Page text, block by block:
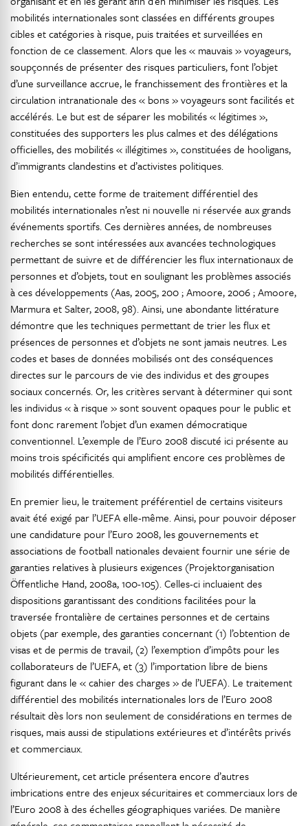
mobilités internationales sont classées en différents groupes
cibles et catégories à risque, puis traitées et surveillées en
fonction de ce classement. Alors que les « mauvais » voyageurs,
soupçonnés de présenter des risques particuliers, font l’objet
d’une surveillance accrue, le franchissement des frontières et la
circulation intranationale des « bons » voyageurs sont facilités et
accélérés. Le but est de séparer les mobilités « légitimes »,
constituées des supporters les plus calmes et des délégations
officielles, des mobilités « illégitimes », constituées de hooligans,
d’immigrants clandestins et d’activistes politiques.
Bien entendu, cette forme de traitement différentiel des
mobilités internationales n’est ni nouvelle ni réservée aux grands
événements sportifs. Ces dernières années, de nombreuses
recherches se sont intéressées aux avancées technologiques
permettant de suivre et de différencier les flux internationaux de
personnes et d’objets, tout en soulignant les problèmes associés
à ces développements (Aas, 2005, 200 ; Amoore, 2006 ; Amoore,
Marmura et Salter, 2008, 98). Ainsi, une abondante littérature
démontre que les techniques permettant de trier les flux et
présences de personnes et d’objets ne sont jamais neutres. Les
codes et bases de données mobilisés ont des conséquences
directes sur le parcours de vie des individus et des groupes
sociaux concernés. Or, les critères servant à déterminer qui sont
les individus « à risque » sont souvent opaques pour le public et
font donc rarement l’objet d’un examen démocratique
conventionnel. L’exemple de l’Euro 2008 discuté ici présente au
moins trois spécificités qui amplifient encore ces problèmes de
mobilités différentielles.
En premier lieu, le traitement préférentiel de certains visiteurs
avait été exigé par l’UEFA elle-même. Ainsi, pour pouvoir déposer
une candidature pour l’Euro 2008, les gouvernements et
associations de football nationales devaient fournir une série de
garanties relatives à plusieurs exigences (Projektorganisation
Öffentliche Hand, 2008a, 100-105). Celles-ci incluaient des
dispositions garantissant des conditions facilitées pour la
traversée frontalière de certaines personnes et de certains
objets (par exemple, des garanties concernant (1) l’obtention de
visas et de permis de travail, (2) l’exemption d’impôts pour les
collaborateurs de l’UEFA, et (3) l’importation libre de biens
figurant dans le « cahier des charges » de l’UEFA). Le traitement
différentiel des mobilités internationales lors de l’Euro 2008
résultait dès lors non seulement de considérations en termes de
risques, mais aussi de stipulations extérieures et d’intérêts privés
et commerciaux.
Ultérieurement, cet article présentera encore d’autres
imbrications entre des enjeux sécuritaires et commerciaux lors de
l’Euro 2008 à des échelles géographiques variées. De manière